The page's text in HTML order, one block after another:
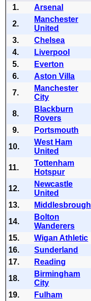
1. Arsenal
2.
Manchester
United
3.
Chelsea
4.
Liverpool
5.
Everton
6.
Aston Villa
7.
Manchester
City
8.
Blackburn
Rovers
9.
Portsmouth
10.
West Ham
United
11.
Tottenham
Hotspur
12.
Newcastle
United
13.
Middlesbrough
14.
Bolton
Wanderers
15.
Wigan Athletic
16.
Sunderland
17.
Reading
18.
Birmingham
City
19.
Fulham